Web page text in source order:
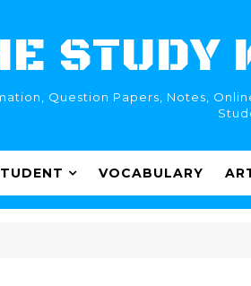
STUDY
Question Papers, Notes,
VOCABULARY